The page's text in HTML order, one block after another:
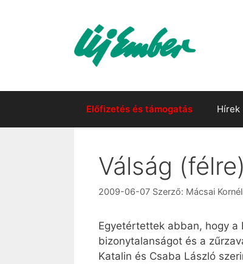
Előfizetés és támogatás Hírek
Válság
2009-06-07 Szerző: Mácsai
Egyetértettek abban, hogy a
bizonytalanságot és a
Katalin és Csaba László